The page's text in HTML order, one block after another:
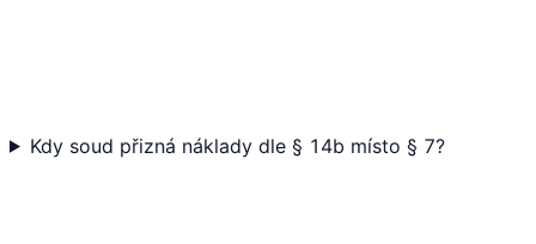
Kdy soud přizná náklady dle § 14b místo § 7?